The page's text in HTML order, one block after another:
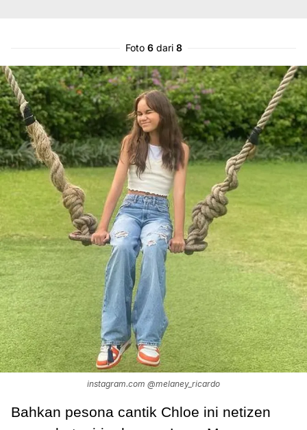
Foto 6dari 8
instagram.com @melaney_ricardo
Bahkan pesona cantik Chloe ini netizen